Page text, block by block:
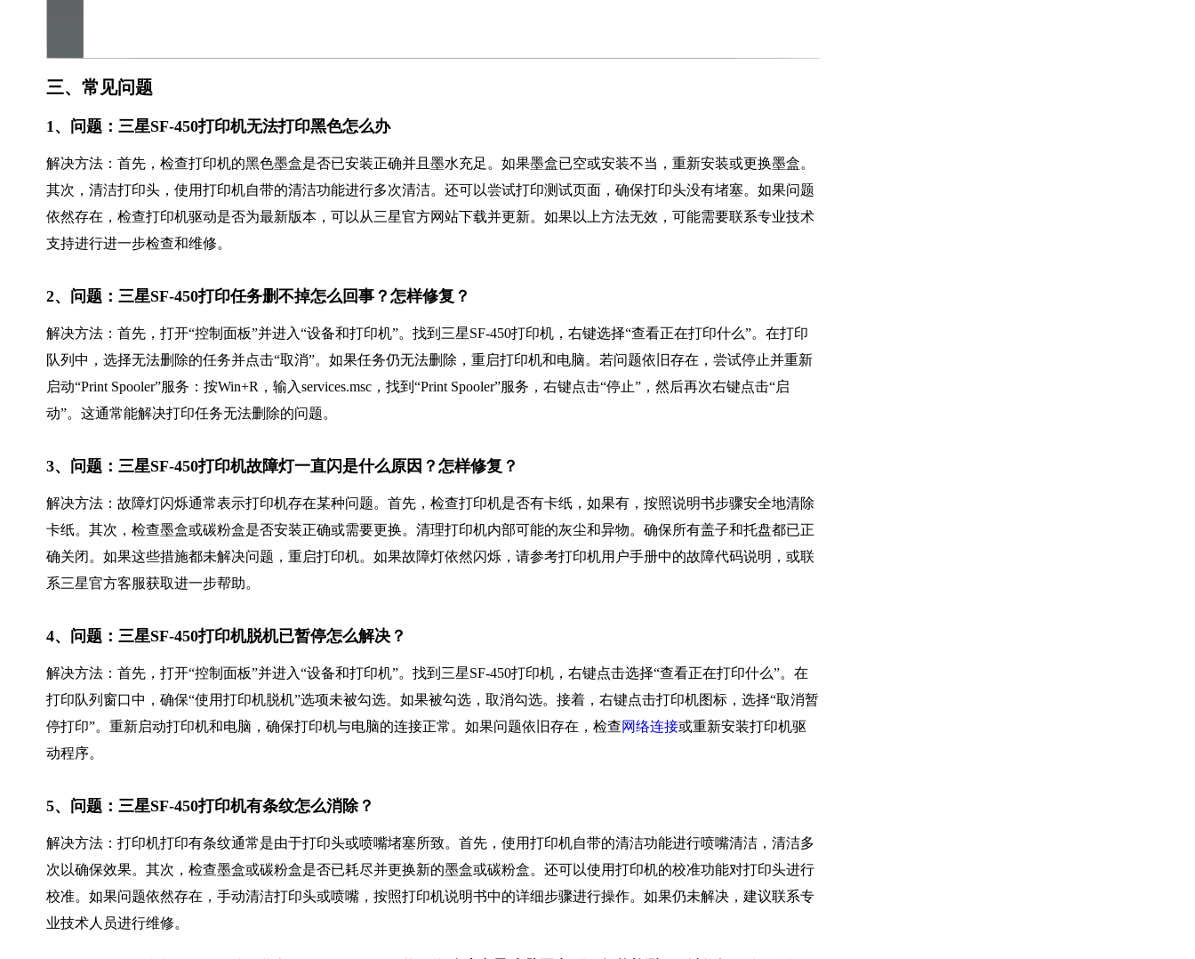
三、常见问题
1、问题：三星SF-450打印机无法打印黑色怎么办
解决方法：首先，检查打印机的黑色墨盒是否已安装正确并且墨水充足。如果墨盒已空或安装不当，重新安装或更换墨盒。
其次，清洁打印头，使用打印机自带的清洁功能进行多次清洁。还可以尝试打印测试页面，确保打印头没有堵塞。如果问题
依然存在，检查打印机驱动是否为最新版本，可以从三星官方网站下载并更新。如果以上方法无效，可能需要联系专业技术
支持进行进一步检查和维修。
2、问题：三星SF-450打印任务删不掉怎么回事？怎样修复？
解决方法：首先，打开“控制面板”并进入“设备和打印机”。找到三星SF-450打印机，右键选择“查看正在打印什么”。在打印
队列中，选择无法删除的任务并点击“取消”。如果任务仍无法删除，重启打印机和电脑。若问题依旧存在，尝试停止并重新
启动“Print Spooler”服务：按Win+R，输入services.msc，找到“Print Spooler”服务，右键点击“停止”，然后再次右键点击“启
动”。这通常能解决打印任务无法删除的问题。
3、问题：三星SF-450打印机故障灯一直闪是什么原因？怎样修复？
解决方法：故障灯闪烁通常表示打印机存在某种问题。首先，检查打印机是否有卡纸，如果有，按照说明书步骤安全地清除
卡纸。其次，检查墨盒或碳粉盒是否安装正确或需要更换。清理打印机内部可能的灰尘和异物。确保所有盖子和托盘都已正
确关闭。如果这些措施都未解决问题，重启打印机。如果故障灯依然闪烁，请参考打印机用户手册中的故障代码说明，或联
系三星官方客服获取进一步帮助。
4、问题：三星SF-450打印机脱机已暂停怎么解决？
解决方法：首先，打开“控制面板”并进入“设备和打印机”。找到三星SF-450打印机，右键点击选择“查看正在打印什么”。在
打印队列窗口中，确保“使用打印机脱机”选项未被勾选。如果被勾选，取消勾选。接着，右键点击打印机图标，选择“取消暂
停打印”。重新启动打印机和电脑，确保打印机与电脑的连接正常。如果问题依旧存在，检查网络连接或重新安装打印机驱
动程序。
5、问题：三星SF-450打印机有条纹怎么消除？
解决方法：打印机打印有条纹通常是由于打印头或喷嘴堵塞所致。首先，使用打印机自带的清洁功能进行喷嘴清洁，清洁多
次以确保效果。其次，检查墨盒或碳粉盒是否已耗尽并更换新的墨盒或碳粉盒。还可以使用打印机的校准功能对打印头进行
校准。如果问题依然存在，手动清洁打印头或喷嘴，按照打印机说明书中的详细步骤进行操作。如果仍未解决，建议联系专
业技术人员进行维修。